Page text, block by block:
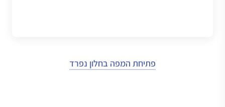
פתיחת המפה בחלון נפרד